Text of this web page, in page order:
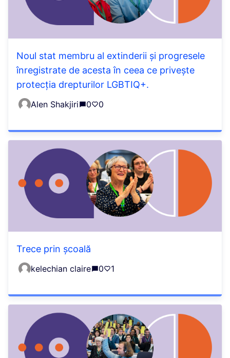
Noul stat membru al extinderii și progresele
înregistrate de acesta în ceea ce privește
protecția drepturilor LGBTIQ+.
Alen Shakjiri 0 0
Trece prin școală
kelechian claire 0 1